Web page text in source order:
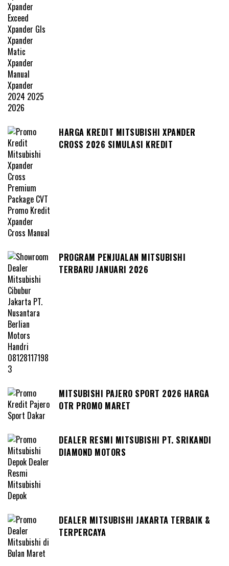
HARGA KREDIT MITSUBISHI XPANDER
CROSS 2026 SIMULASI KREDIT
PROGRAM PENJUALAN MITSUBISHI
TERBARU JANUARI 2026
MITSUBISHI PAJERO SPORT 2026 HARGA
OTR PROMO MARET
DEALER RESMI MITSUBISHI PT. SRIKANDI
DIAMOND MOTORS
DEALER MITSUBISHI JAKARTA TERBAIK &
TERPERCAYA